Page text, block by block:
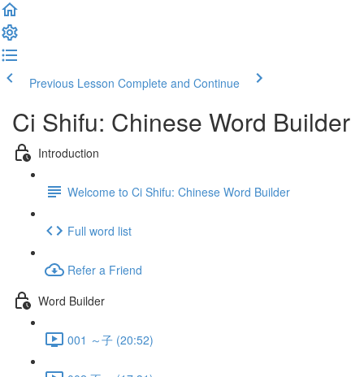
Previous Lesson Complete and Continue
Ci Shifu: Chinese Word Builder
Introduction
Welcome to Ci Shifu: Chinese Word Builder
Full word list
Refer a Friend
Word Builder
001 ～子 (20:52)